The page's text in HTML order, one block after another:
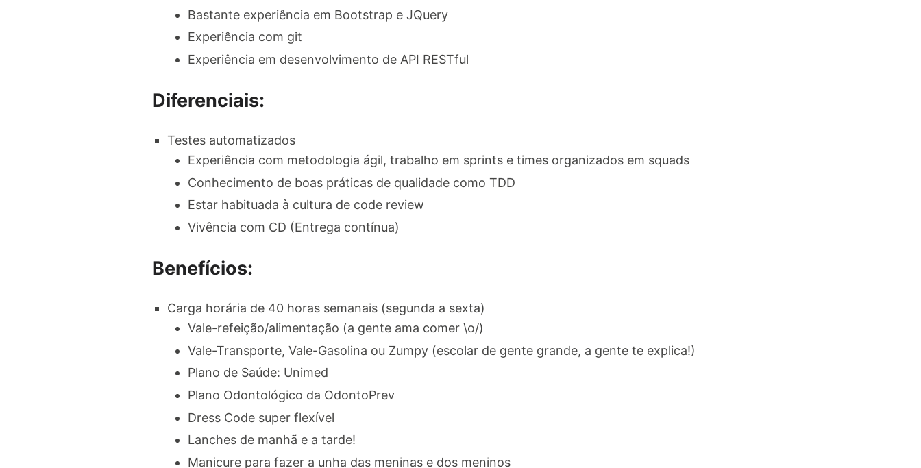
Bastante experiência em Bootstrap e JQuery
Experiência com git
Experiência em desenvolvimento de API RESTful
Diferenciais:
Testes automatizados
Experiência com metodologia ágil, trabalho em sprints e times organizados em squads
Conhecimento de boas práticas de qualidade como TDD
Estar habituada à cultura de code review
Vivência com CD (Entrega contínua)
Benefícios:
Carga horária de 40 horas semanais (segunda a sexta)
Vale-refeição/alimentação (a gente ama comer \o/)
Vale-Transporte, Vale-Gasolina ou Zumpy (escolar de gente grande, a gente te explica!)
Plano de Saúde: Unimed
Plano Odontológico da OdontoPrev
Dress Code super flexível
Lanches de manhã e a tarde!
Manicure para fazer a unha das meninas e dos meninos